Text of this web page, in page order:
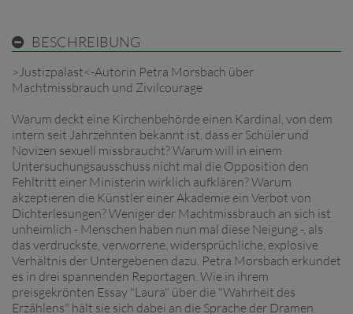
BESCHREIBUNG
>Justizpalast<-Autorin Petra Morsbach über
Machtmissbrauch und Zivilcourage
Warum deckt eine Kirchenbehörde einen Kardinal, von dem
intern seit Jahrzehnten bekannt ist, dass er Schüler und
Novizen sexuell missbraucht? Warum will in einem
Untersuchungsausschuss nicht mal die Opposition den
Fehltritt einer Ministerin wirklich aufklären? Warum
akzeptieren die Künstler einer Akademie ein Verbot von
Dichterlesungen? Weniger der Machtmissbrauch an sich ist
unheimlich - Menschen haben nun mal diese Neigung -, als
das verdruckste, verworrene, widersprüchliche, explosive
Verhältnis der Untergebenen dazu. Petra Morsbach erkundet
es in drei spannenden Reportagen. Wie in ihrem
preisgekrönten Essay "Laura" über die "Wahrheit des
Erzählens" hält sie sich dabei an die Sprache der Dramen.